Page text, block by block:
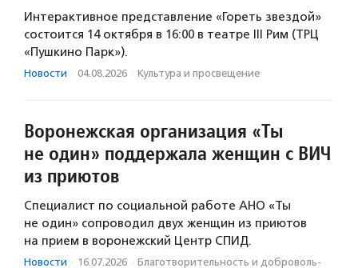
Интерактивное представление «Гореть звездой»
состоится 14 октября в 16:00 в театре III Рим (ТРЦ
«Пушкино Парк»).
Новости · 04.08.2026 · Культура и просвещение
Воронежская организация «Ты
не один» поддержала женщин с ВИЧ
из приютов
Специалист по социальной работе АНО «Ты
не один» сопроводил двух женщин из приютов
на прием в воронежский Центр СПИД.
Новости · 16.07.2026 · Благотвори­тель­ность и доброволь­